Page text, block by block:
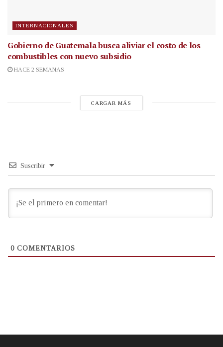
INTERNACIONALES
Gobierno de Guatemala busca aliviar el costo de los
combustibles con nuevo subsidio
HACE 2 SEMANAS
CARGAR MÁS
Suscribir
0 COMENTARIOS